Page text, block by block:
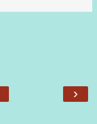
›